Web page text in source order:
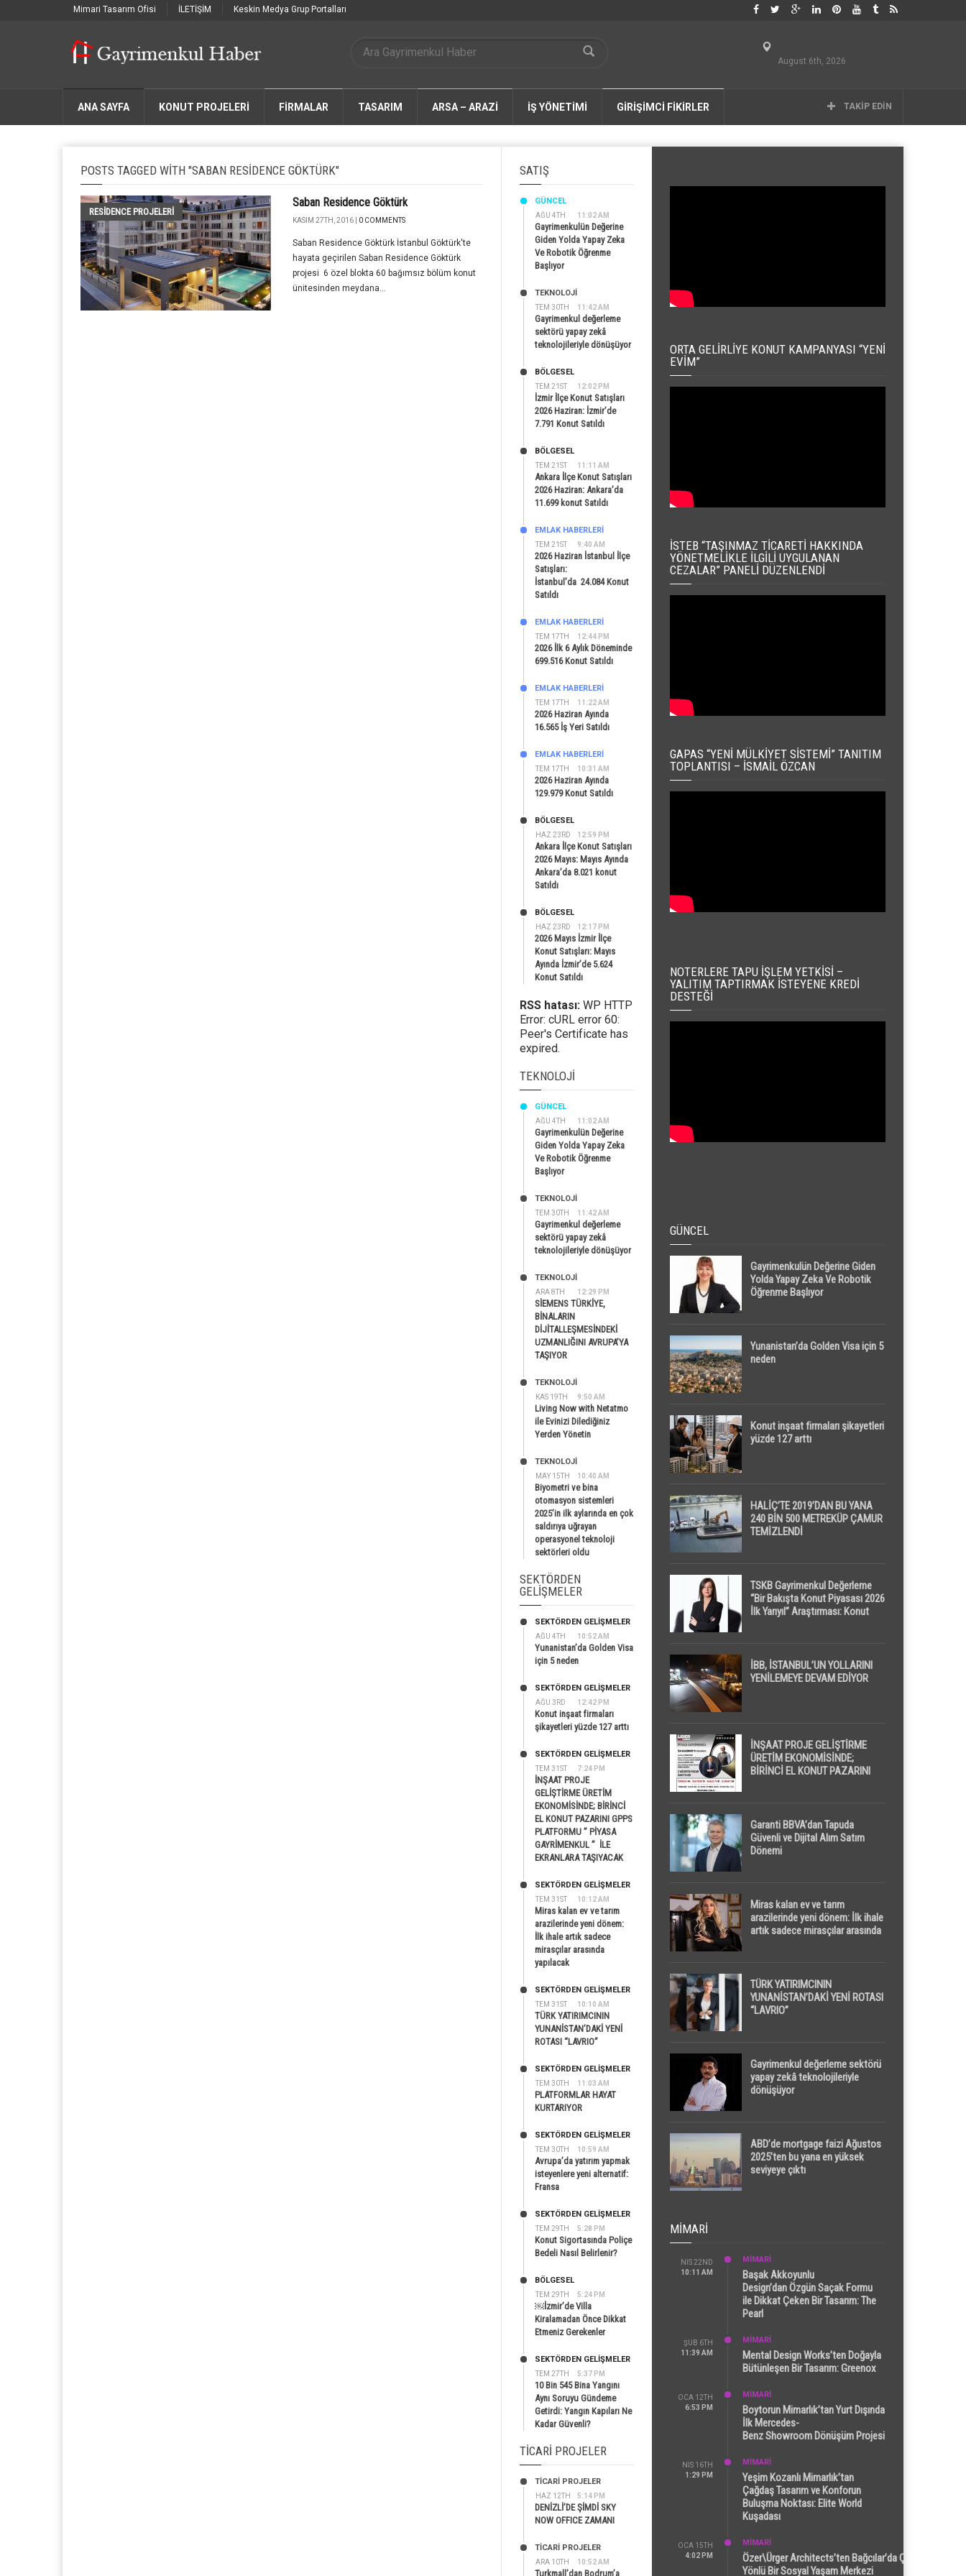
Mimari Tasarım Ofisi İLETİŞİM Keskin Medya Grup Portalları
August 6th, 2026
ANA SAYFA KONUT PROJELERİ FIRMALAR TASARIM ARSA – ARAZİ İŞ YÖNETİMİ GİRİŞİMCİ FİKİRLER TAKIP EDIN
POSTS TAGGED WITH "SABAN RESIDENCE GÖKTÜRK"
RESIDENCE PROJELERI
Saban Residence Göktürk
KASIM 27TH, 2016 | 0 COMMENTS
Saban Residence Göktürk İstanbul Göktürk'te
hayata geçirilen Saban Residence Göktürk
projesi 6 özel blokta 60 bağımsız bölüm konut
ünitesinden meydana...
SATIŞ
AĞU 4TH 11:02 AM
GÜNCEL
Gayrimenkulün Değerine
Giden Yolda Yapay Zeka
Ve Robotik Öğrenme
Başlıyor
TEM 30TH 11:42 AM
TEKNOLOJİ
Gayrimenkul değerleme
sektörü yapay zekâ
teknolojileriyle dönüşüyor
TEM 21ST 12:02 PM
BÖLGESEL
İzmir İlçe Konut Satışları
2026 Haziran: İzmir’de
7.791 Konut Satıldı
TEM 21ST 11:11 AM
BÖLGESEL
Ankara İlçe Konut Satışları
2026 Haziran: Ankara’da
11.699 konut Satıldı
TEM 21ST 9:40 AM
EMLAK HABERLERI
2026 Haziran İstanbul İlçe
Satışları:
İstanbul’da 24.084 Konut
Satıldı
TEM 17TH 12:44 PM
EMLAK HABERLERI
2026 İlk 6 Aylık Döneminde
699.516 Konut Satıldı
TEM 17TH 11:22 AM
EMLAK HABERLERI
2026 Haziran Ayında
16.565 İş Yeri Satıldı
TEM 17TH 10:31 AM
EMLAK HABERLERI
2026 Haziran Ayında
129.979 Konut Satıldı
HAZ 23RD 12:59 PM
BÖLGESEL
Ankara İlçe Konut Satışları
2026 Mayıs: Mayıs Ayında
Ankara’da 8.021 konut
Satıldı
HAZ 23RD 12:17 PM
BÖLGESEL
2026 Mayıs İzmir İlçe
Konut Satışları: Mayıs
Ayında İzmir’de 5.624
Konut Satıldı
RSS hatası: WP HTTP
Error: cURL error 60:
Peer's Certificate has
expired.
TEKNOLOJI
AĞU 4TH 11:02 AM
GÜNCEL
Gayrimenkulün Değerine
Giden Yolda Yapay Zeka
Ve Robotik Öğrenme
Başlıyor
TEM 30TH 11:42 AM
TEKNOLOJİ
Gayrimenkul değerleme
sektörü yapay zekâ
teknolojileriyle dönüşüyor
ARA 8TH 12:29 PM
TEKNOLOJİ
SİEMENS TÜRKİYE,
BİNALARIN
DİJİTALLEŞMESİNDEKİ
UZMANLIĞINI AVRUPA’YA
TAŞIYOR
KAS 19TH 9:50 AM
TEKNOLOJİ
Living Now with Netatmo
ile Evinizi Dilediğiniz
Yerden Yönetin
MAY 15TH 10:40 AM
TEKNOLOJİ
Biyometri ve bina
otomasyon sistemleri
2025’in ilk aylarında en çok
saldırıya uğrayan
operasyonel teknoloji
sektörleri oldu
SEKTÖRDEN
GELIŞMELER
AĞU 4TH 10:52 AM
SEKTÖRDEN GELIŞMELER
Yunanistan’da Golden Visa
için 5 neden
AĞU 3RD 12:42 PM
SEKTÖRDEN GELIŞMELER
Konut inşaat firmaları
şikayetleri yüzde 127 arttı
TEM 31ST 7:24 PM
SEKTÖRDEN GELIŞMELER
İNŞAAT PROJE
GELİŞTİRME ÜRETİM
EKONOMİSİNDE; BİRİNCİ
EL KONUT PAZARINI GPPS
PLATFORMU ” PİYASA
GAYRİMENKUL ” İLE
EKRANLARA TAŞIYACAK
TEM 31ST 10:12 AM
SEKTÖRDEN GELIŞMELER
Miras kalan ev ve tarım
arazilerinde yeni dönem:
İlk ihale artık sadece
mirasçılar arasında
yapılacak
TEM 31ST 10:10 AM
SEKTÖRDEN GELIŞMELER
TÜRK YATIRIMCININ
YUNANİSTAN’DAKİ YENİ
ROTASI “LAVRIO”
TEM 30TH 11:03 AM
SEKTÖRDEN GELIŞMELER
PLATFORMLAR HAYAT
KURTARIYOR
TEM 30TH 10:59 AM
SEKTÖRDEN GELIŞMELER
Avrupa’da yatırım yapmak
isteyenlere yeni alternatif:
Fransa
TEM 29TH 5:28 PM
SEKTÖRDEN GELIŞMELER
Konut Sigortasında Poliçe
Bedeli Nasıl Belirlenir?
TEM 29TH 5:24 PM
BÖLGESEL
￼İzmir’de Villa
Kiralamadan Önce Dikkat
Etmeniz Gerekenler
TEM 27TH 5:37 PM
SEKTÖRDEN GELIŞMELER
10 Bin 545 Bina Yangını
Aynı Soruyu Gündeme
Getirdi: Yangın Kapıları Ne
Kadar Güvenli?
TICARI PROJELER
HAZ 12TH 5:14 PM
TİCARİ PROJELER
DENİZLİ’DE ŞİMDİ SKY
NOW OFFICE ZAMANI
ARA 10TH 10:52 AM
TİCARİ PROJELER
Turkmall’dan Bodrum’a
ORTA GELIRLIYE KONUT KAMPANYASI “YENI
EVIM”
İSTEB “TAŞINMAZ TICARETI HAKKINDA
YÖNETMELIKLE İLGILI UYGULANAN
CEZALAR” PANELI DÜZENLENDI
GAPAS “YENI MÜLKIYET SISTEMI” TANITIM
TOPLANTISI – İSMAIL ÖZCAN
NOTERLERE TAPU İŞLEM YETKISI –
YALITIM TAPTIRMAK İSTEYENE KREDI
DESTEĞI
GÜNCEL
Gayrimenkulün Değerine Giden
Yolda Yapay Zeka Ve Robotik
Öğrenme Başlıyor
Yunanistan’da Golden Visa için 5
neden
Konut inşaat firmaları şikayetleri
yüzde 127 arttı
HALİÇ’TE 2019’DAN BU YANA
240 BİN 500 METREKÜP ÇAMUR
TEMİZLENDİ
TSKB Gayrimenkul Değerleme
“Bir Bakışta Konut Piyasası 2026
İlk Yarıyıl” Araştırması: Konut
Dikkat Çekti
İBB, İSTANBUL’UN YOLLARINI
YENİLEMEYE DEVAM EDİYOR
İNŞAAT PROJE GELİŞTİRME
ÜRETİM EKONOMİSİNDE;
BİRİNCİ EL KONUT PAZARINI
Garanti BBVA’dan Tapuda
Güvenli ve Dijital Alım Satım
Dönemi
Miras kalan ev ve tarım
arazilerinde yeni dönem: İlk ihale
artık sadece mirasçılar arasında
TÜRK YATIRIMCININ
YUNANİSTAN’DAKİ YENİ ROTASI
“LAVRIO”
Gayrimenkul değerleme sektörü
yapay zekâ teknolojileriyle
dönüşüyor
ABD’de mortgage faizi Ağustos
2025’ten bu yana en yüksek
seviyeye çıktı
MIMARI
NIS 22ND
10:11 AM
MİMARİ
Başak Akkoyunlu
Design’dan Özgün Saçak Formu
ile Dikkat Çeken Bir Tasarım: The
Pearl
ŞUB 6TH
11:39 AM
MİMARİ
Mental Design Works’ten Doğayla
Bütünleşen Bir Tasarım: Greenox
OCA 12TH
6:53 PM
MİMARİ
Boytorun Mimarlık’tan Yurt Dışında
İlk Mercedes-
Benz Showroom Dönüşüm Projesi
NIS 16TH
1:29 PM
MİMARİ
Yeşim Kozanlı Mimarlık’tan
Çağdaş Tasarım ve Konforun
Buluşma Noktası: Elite World
Kuşadası
OCA 15TH
4:02 PM
MİMARİ
Özer\Ürger Architects’ten Bağcılar’da Çok
Yönlü Bir Sosyal Yaşam Merkezi